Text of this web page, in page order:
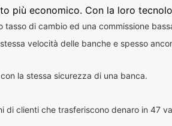
più economico. Con la loro
tasso di cambio ed una commissione
velocità delle banche e spesso
la stessa sicurezza di una banca.
di clienti che trasferiscono denaro in 47